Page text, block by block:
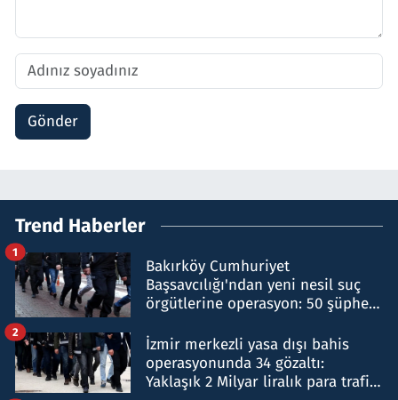
Gönder
Trend Haberler
Bakırköy Cumhuriyet
Başsavcılığı'ndan yeni nesil suç
örgütlerine operasyon: 50 şüpheli
1
İzmir merkezli yasa dışı bahis
operasyonunda 34 gözaltı:
Yaklaşık 2 Milyar liralık para trafiği
2